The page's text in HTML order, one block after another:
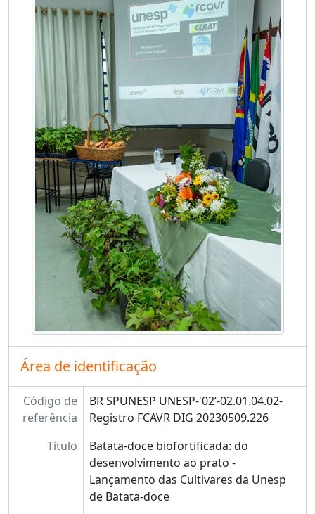
Área de identificação
Código de
referência
BR SPUNESP UNESP-'02’-02.01.04.02-
Registro FCAVR DIG 20230509.226
Título
Batata-doce biofortificada: do
desenvolvimento ao prato -
Lançamento das Cultivares da Unesp
de Batata-doce